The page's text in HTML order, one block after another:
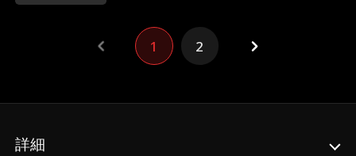
をきっかけに二人はスピード婚をし、沈凉川
は結婚後、本気で妻を追いかける長い恋の道
を歩み始める。
1 2
詳細